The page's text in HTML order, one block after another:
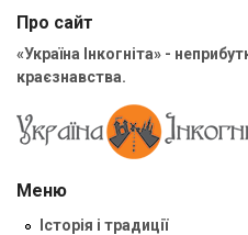
Про сайт
«Україна Інкогніта» -
краєзнавства.
Меню
Історія і традиції